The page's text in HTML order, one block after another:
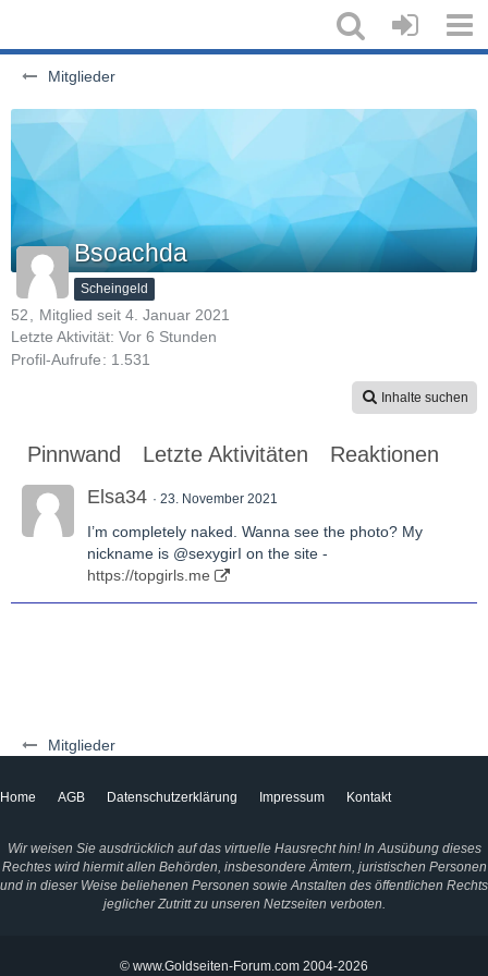
Mitglieder
Mitglieder
Bsoachda
Scheingeld
52
Mitglied seit 4. Januar 2021
Letzte Aktivität: Vor 6 Stunden
Profil-Aufrufe
1.531
Inhalte suchen
Pinnwand Letzte Aktivitäten Reaktionen
Elsa34 23. November 2021
I’m completely naked. Wanna see the photo? My
nickname is @sexygirI on the site -
https://topgirls.me
Home AGB Datenschutzerklärung Impressum Kontakt
Wir weisen Sie ausdrücklich auf das virtuelle Hausrecht hin! In Ausübung dieses
Rechtes wird hiermit allen Behörden, insbesondere Ämtern, juristischen Personen
und in dieser Weise beliehenen Personen sowie Anstalten des öffentlichen Rechts
jeglicher Zutritt zu unseren Netzseiten verboten.
© www.Goldseiten-Forum.com 2004-2026